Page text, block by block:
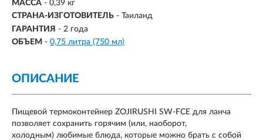
МАССА - 0,39 кг
СТРАНА-ИЗГОТОВИТЕЛЬ - Таиланд
ГАРАНТИЯ - 2 года
ОБЪЕМ - 0,75 литра (750 мл)
ОПИСАНИЕ
Пищевой термоконтейнер ZOJIRUSHI SW-FCE для ланча
позволяет сохранить горячим (или, наоборот,
холодным) любимые блюда, которые можно брать с собой